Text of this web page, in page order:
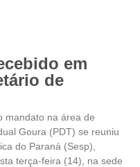
em
de
mandato na área de
Goura (PDT) se reuniu
do Paraná (Sesp),
terça-feira (14), na sede